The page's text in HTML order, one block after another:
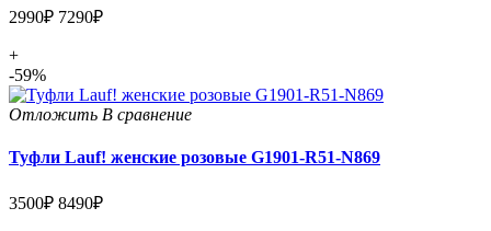
2990₽ 7290₽
+
-59%
Отложить В сравнение
Туфли Lauf! женские розовые G1901-R51-N869
3500₽ 8490₽